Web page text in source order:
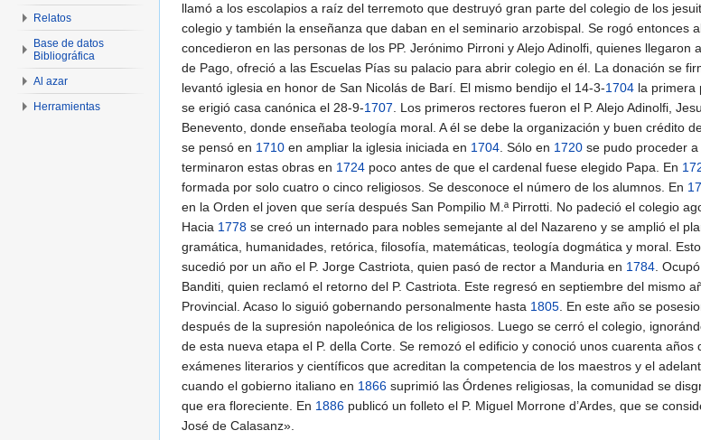
llamó a los escolapios a raíz del terremoto que destruyó gran parte del colegio de los
colegio y también la enseñanza que daban en el seminario arzobispal. Se rogó entonces
concedieron en las personas de los PP. Jerónimo Pirroni y Alejo Adinolfi, quienes llegaron
de Pago, ofreció a las Escuelas Pías su palacio para abrir colegio en él. La donación se
levantó iglesia en honor de San Nicolás de Barí. El mismo bendijo el 14-3-1704 la primera
se erigió casa canónica el 28-9-1707. Los primeros rectores fueron el P. Alejo Adinolfi,
Benevento, donde enseñaba teología moral. A él se debe la organización y buen crédito
se pensó en 1710 en ampliar la iglesia iniciada en 1704. Sólo en 1720 se pudo proceder
terminaron estas obras en 1724 poco antes de que el cardenal fuese elegido Papa. En
formada por solo cuatro o cinco religiosos. Se desconoce el número de los alumnos. En
en la Orden el joven que sería después San Pompilio M.ª Pirrotti. No padeció el colegio
Hacia 1778 se creó un internado para nobles semejante al del Nazareno y se amplió el
gramática, humanidades, retórica, filosofía, matemáticas, teología dogmática y moral.
sucedió por un año el P. Jorge Castriota, quien pasó de rector a Manduria en 1784.
Banditi, quien reclamó el retorno del P. Castriota. Este regresó en septiembre del mismo
Provincial. Acaso lo siguió gobernando personalmente hasta 1805. En este año se
después de la supresión napoleónica de los religiosos. Luego se cerró el colegio,
de esta nueva etapa el P. della Corte. Se remozó el edificio y conoció unos cuarenta
exámenes literarios y científicos que acreditan la competencia de los maestros y el
cuando el gobierno italiano en 1866 suprimió las Órdenes religiosas, la comunidad se
que era floreciente. En 1886 publicó un folleto el P. Miguel Morrone d’Ardes, que se
José de Calasanz».
Relatos
Base de datos
Bibliográfica
Al azar
Herramientas